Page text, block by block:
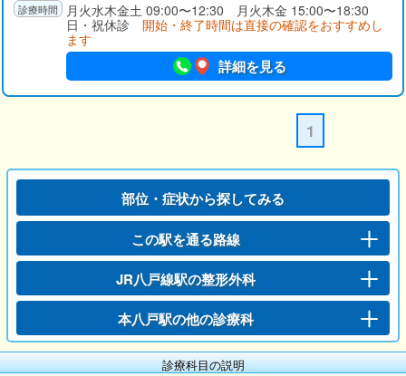
月火水木金土 09:00〜12:30 月火木金 15:00〜18:30
日・祝休診 開始・終了時間は直接の確認をおすすめし
ます
詳細を見る
1
部位・症状から探してみる
この駅を通る路線
JR八戸線駅の整形外科
本八戸駅の他の診療科
診療科目の説明